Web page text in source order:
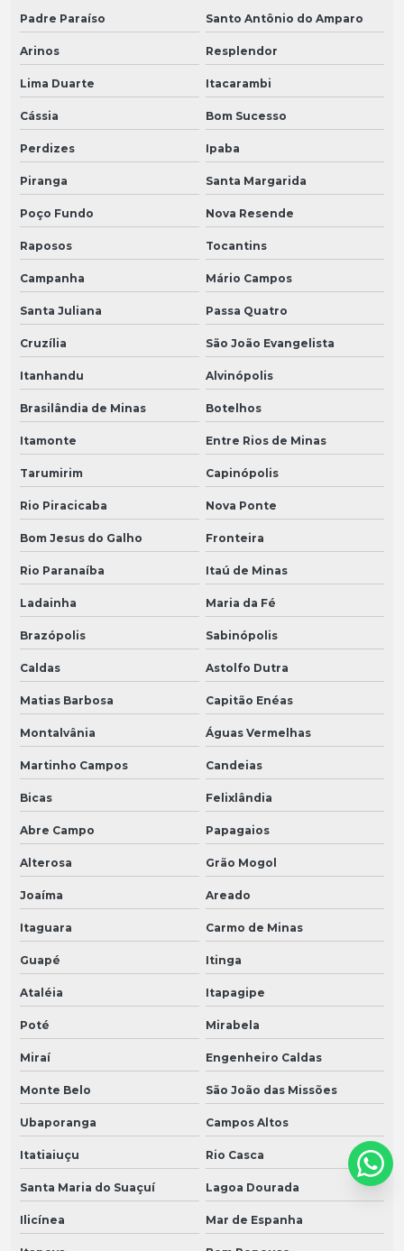
Padre Paraíso Santo Antônio do Amparo
Arinos Resplendor
Lima Duarte Itacarambi
Cássia Bom Sucesso
Perdizes Ipaba
Piranga Santa Margarida
Poço Fundo Nova Resende
Raposos Tocantins
Campanha Mário Campos
Santa Juliana Passa Quatro
Cruzília São João Evangelista
Itanhandu Alvinópolis
Brasilândia de Minas Botelhos
Itamonte Entre Rios de Minas
Tarumirim Capinópolis
Rio Piracicaba Nova Ponte
Bom Jesus do Galho Fronteira
Rio Paranaíba Itaú de Minas
Ladainha Maria da Fé
Brazópolis Sabinópolis
Caldas Astolfo Dutra
Matias Barbosa Capitão Enéas
Montalvânia Águas Vermelhas
Martinho Campos Candeias
Bicas Felixlândia
Abre Campo Papagaios
Alterosa Grão Mogol
Joaíma Areado
Itaguara Carmo de Minas
Guapé Itinga
Ataléia Itapagipe
Poté Mirabela
Miraí Engenheiro Caldas
Monte Belo São João das Missões
Ubaporanga Campos Altos
Itatiaiuçu Rio Casca
Santa Maria do Suaçuí Lagoa Dourada
Ilicínea Mar de Espanha